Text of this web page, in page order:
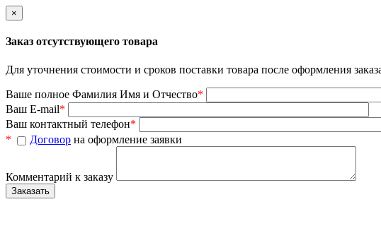
×
Заказ отсутствующего товара
Для уточнения стоимости и сроков поставки товара после оформления
Ваше полное Фамилия Имя и Отчество*
Ваш E-mail*
Ваш контактный телефон*
*
Договор на оформление заявки
Комментарий к заказу